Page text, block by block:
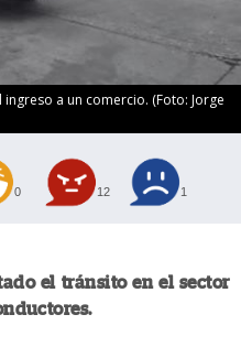
a un comercio. (Foto: Jorge
0 12 1
el tránsito en el sector